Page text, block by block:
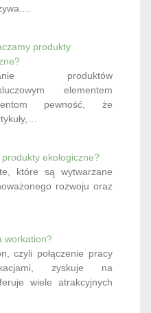
produkty
produktów
elementem
pewność, że
ekologiczne?
które są wytwarzane
rozwoju oraz
workation?
czyli połączenie pracy
zyskuje na
wiele atrakcyjnych